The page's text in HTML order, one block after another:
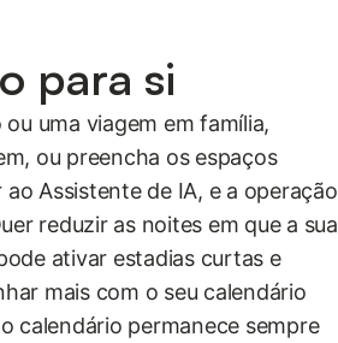
para si
uma viagem em família,
ou preencha os espaços
Assistente de IA, e a operação
reduzir as noites em que a sua
ativar estadias curtas e
mais com o seu calendário
calendário permanece sempre